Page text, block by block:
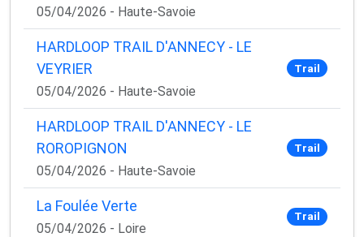
05/04/2026 - Haute-Savoie
HARDLOOP TRAIL D'ANNECY - LE
VEYRIER
05/04/2026 - Haute-Savoie
Trail
HARDLOOP TRAIL D'ANNECY - LE
ROROPIGNON
05/04/2026 - Haute-Savoie
Trail
La Foulée Verte
05/04/2026 - Loire
Trail